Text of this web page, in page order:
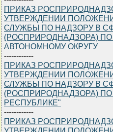
ПРИКАЗ
УТВЕРЖДЕНИИ
СЛУЖБЫ ПО НАДЗОРУ В
(РОСПРИРОДНАДЗОРА)
АВТОНОМНОМУ ОКРУГУ
------------
ПРИКАЗ
УТВЕРЖДЕНИИ
СЛУЖБЫ ПО НАДЗОРУ В
(РОСПРИРОДНАДЗОРА)
РЕСПУБЛИКЕ"
------------
ПРИКАЗ